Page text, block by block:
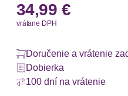
34,99 €
vrátane DPH
Doručenie a vrátenie
Dobierka
100 dní na vrátenie